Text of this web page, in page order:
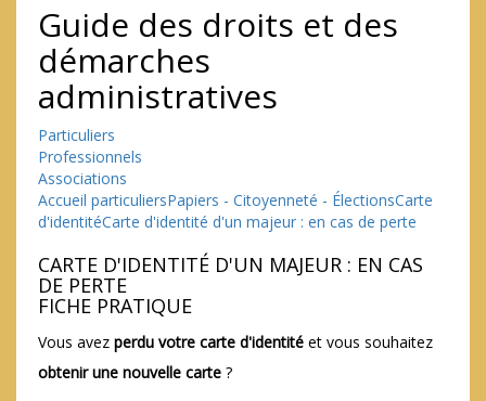
Guide des droits et des
démarches
administratives
Particuliers
Professionnels
Associations
Accueil particuliersPapiers - Citoyenneté - ÉlectionsCarte
d'identitéCarte d'identité d'un majeur : en cas de perte
CARTE D'IDENTITÉ D'UN MAJEUR : EN CAS
DE PERTE
FICHE PRATIQUE
Vous avez perdu votre carte d'identité et vous souhaitez
obtenir une nouvelle carte ?